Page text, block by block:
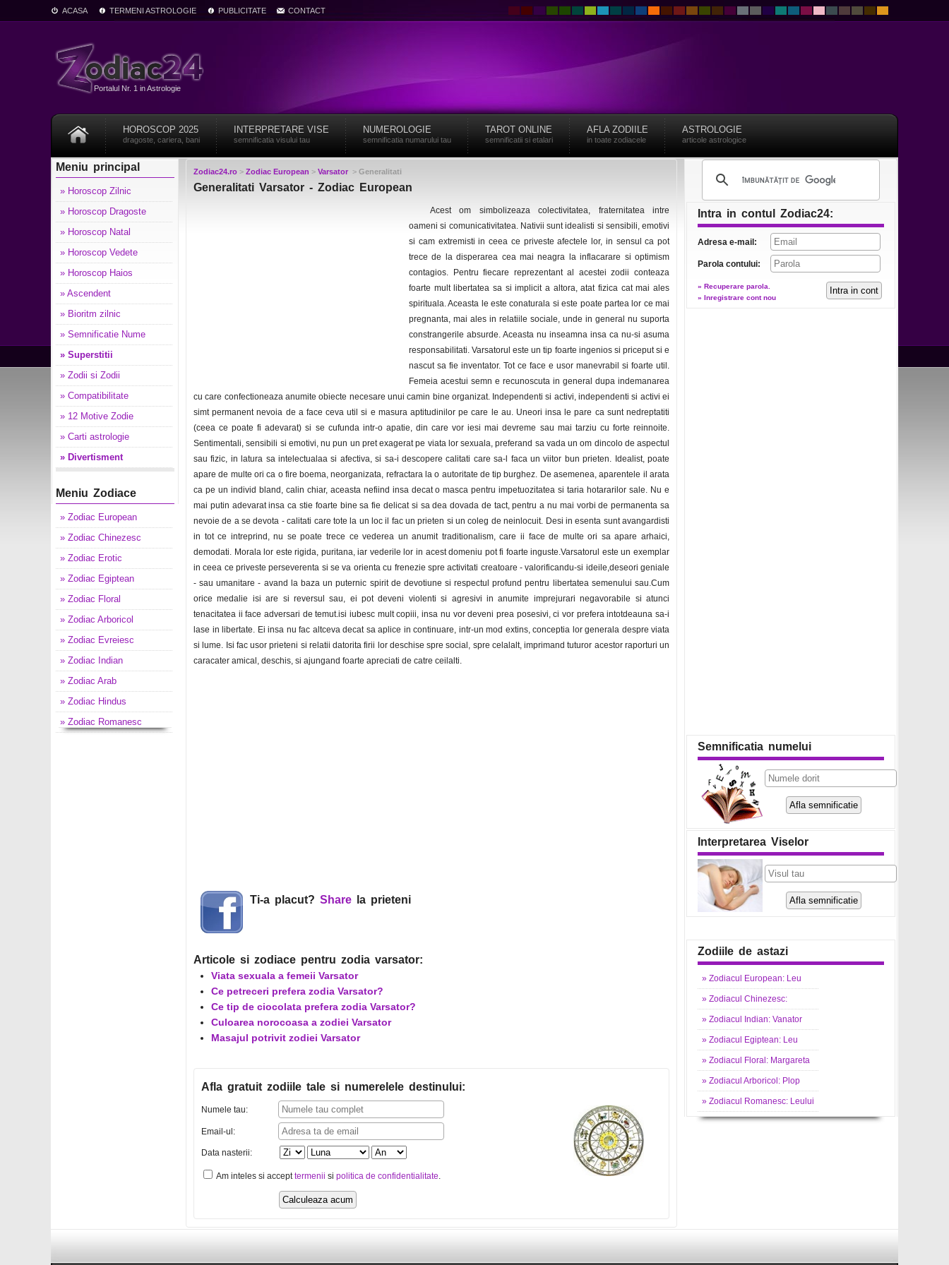
ACASA TERMENI ASTROLOGIE PUBLICITATE CONTACT
Portalul Nr. 1 in Astrologie
HOROSCOP 2025
dragoste, cariera, bani
INTERPRETARE VISE
semnificatia visului tau
NUMEROLOGIE
semnificatia numarului tau
TAROT ONLINE
semnificatii si etalari
AFLA ZODIILE
in toate zodiacele
ASTROLOGIE
articole astrologice
Meniu principal
» Horoscop Zilnic
» Horoscop Dragoste
» Horoscop Natal
» Horoscop Vedete
» Horoscop Haios
» Ascendent
» Bioritm zilnic
» Semnificatie Nume
» Superstitii
» Zodii si Zodii
» Compatibilitate
» 12 Motive Zodie
» Carti astrologie
» Divertisment
Meniu Zodiace
» Zodiac European
» Zodiac Chinezesc
» Zodiac Erotic
» Zodiac Egiptean
» Zodiac Floral
» Zodiac Arboricol
» Zodiac Evreiesc
» Zodiac Indian
» Zodiac Arab
» Zodiac Hindus
» Zodiac Romanesc
Zodiac24.ro > Zodiac European > Varsator > Generalitati
Generalitati Varsator - Zodiac European
Acest om simbolizeaza colectivitatea, fraternitatea intre
oameni si comunicativitatea. Nativii sunt idealisti si sensibili, emotivi
si cam extremisti in ceea ce priveste afectele lor, in sensul ca pot
trece de la disperarea cea mai neagra la inflacarare si optimism
contagios. Pentru fiecare reprezentant al acestei zodii conteaza
foarte mult libertatea sa si implicit a altora, atat fizica cat mai ales
spirituala. Aceasta le este conaturala si este poate partea lor ce mai
pregnanta, mai ales in relatiile sociale, unde in general nu suporta
constrangerile absurde. Aceasta nu inseamna insa ca nu-si asuma
responsabilitati. Varsatorul este un tip foarte ingenios si priceput si e
nascut sa fie inventator. Tot ce face e usor manevrabil si foarte util.
Femeia acestui semn e recunoscuta in general dupa indemanarea
cu care confectioneaza anumite obiecte necesare unui camin bine organizat. Independenti si activi, independenti si activi ei
simt permanent nevoia de a face ceva util si e masura aptitudinilor pe care le au. Uneori insa le pare ca sunt nedreptatiti
(ceea ce poate fi adevarat) si se cufunda intr-o apatie, din care vor iesi mai devreme sau mai tarziu cu forte reinnoite.
Sentimentali, sensibili si emotivi, nu pun un pret exagerat pe viata lor sexuala, preferand sa vada un om dincolo de aspectul
sau fizic, in latura sa intelectualaa si afectiva, si sa-i descopere calitati care sa-l faca un viitor bun prieten. Idealist, poate
apare de multe ori ca o fire boema, neorganizata, refractara la o autoritate de tip burghez. De asemenea, aparentele il arata
ca pe un individ bland, calin chiar, aceasta nefiind insa decat o masca pentru impetuozitatea si taria hotararilor sale. Nu e
mai putin adevarat insa ca stie foarte bine sa fie delicat si sa dea dovada de tact, pentru a nu mai vorbi de permanenta sa
nevoie de a se devota - calitati care tote la un loc il fac un prieten si un coleg de neinlocuit. Desi in esenta sunt avangardisti
in tot ce intreprind, nu se poate trece ce vederea un anumit traditionalism, care ii face de multe ori sa apare arhaici,
demodati. Morala lor este rigida, puritana, iar vederile lor in acest domeniu pot fi foarte inguste.Varsatorul este un exemplar
in ceea ce priveste perseverenta si se va orienta cu frenezie spre activitati creatoare - valorificandu-si ideile,deseori geniale
- sau umanitare - avand la baza un puternic spirit de devotiune si respectul profund pentru libertatea semenului sau.Cum
orice medalie isi are si reversul sau, ei pot deveni violenti si agresivi in anumite imprejurari negavorabile si atunci
tenacitatea ii face adversari de temut.isi iubesc mult copiii, insa nu vor deveni prea posesivi, ci vor prefera intotdeauna sa-i
lase in libertate. Ei insa nu fac altceva decat sa aplice in continuare, intr-un mod extins, conceptia lor generala despre viata
si lume. Isi fac usor prieteni si relatii datorita firii lor deschise spre social, spre celalalt, imprimand tuturor acestor raporturi un
caracater amical, deschis, si ajungand foarte apreciati de catre ceilalti.
Ti-a placut? Share la prieteni
Articole si zodiace pentru zodia varsator:
Viata sexuala a femeii Varsator
Ce petreceri prefera zodia Varsator?
Ce tip de ciocolata prefera zodia Varsator?
Culoarea norocoasa a zodiei Varsator
Masajul potrivit zodiei Varsator
Afla gratuit zodiile tale si numerelele destinului:
Numele tau:
Email-ul:
Data nasterii:
Am inteles si accepttermenii si politica de confidentialitate.
Intra in contul Zodiac24:
Adresa e-mail:
Parola contului:
» Recuperare parola.
» Inregistrare cont nou
Semnificatia numelui
Interpretarea Viselor
Zodiile de astazi
» Zodiacul European: Leu
» Zodiacul Chinezesc:
» Zodiacul Indian: Vanator
» Zodiacul Egiptean: Leu
» Zodiacul Floral: Margareta
» Zodiacul Arboricol: Plop
» Zodiacul Romanesc: Leului